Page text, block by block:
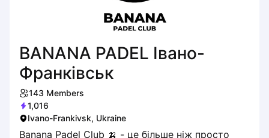
BANANA PADEL Івано-
Франківськ
143 Members
1,016
Ivano-Frankivsk, Ukraine
Banana Padel Club 🍌 - це більше ніж просто